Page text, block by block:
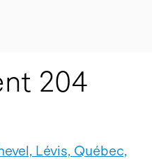
204
Lévis, Québec,